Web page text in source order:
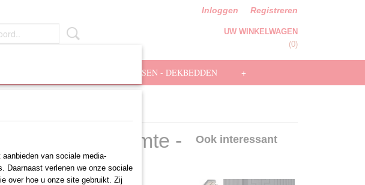
Inloggen Registreren
UW WINKELWAGEN
(0)
HOOFDKUSSEN - DEKBEDDEN +
- Velvet Beige - Incl. Matras
Opbergruimte -
Matras
Ook interessant
van sociale media-
Daarnaast verlenen we onze sociale
over hoe u onze site gebruikt. Zij